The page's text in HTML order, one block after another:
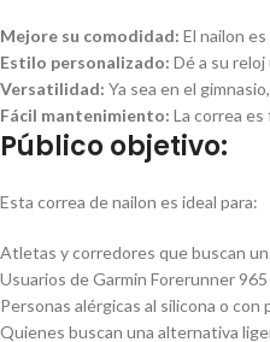
Mejore su comodidad: El nailon
Estilo personalizado: Dé a su
Versatilidad: Ya sea en el
Fácil mantenimiento: La correa es
Público objetivo:
Esta correa de nailon es ideal para:
Atletas y corredores que buscan
Usuarios de Garmin Forerunner
Personas alérgicas al silicona o con
Quienes buscan una alternativa